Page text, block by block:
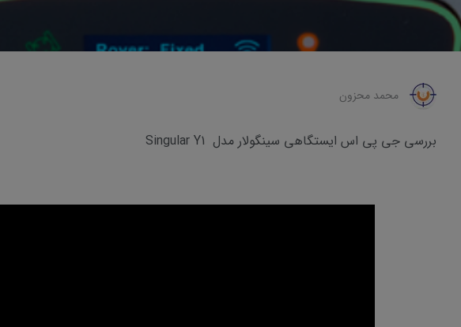
محمد محزون
بررسی جی پی اس ایستگاهی سینگولار مدل Singular Y1